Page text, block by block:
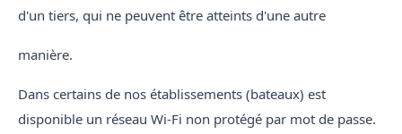
d'un tiers, qui ne peuvent être atteints d'une autre
manière.
Dans certains de nos établissements (bateaux) est
disponible un réseau Wi-Fi non protégé par mot de passe.